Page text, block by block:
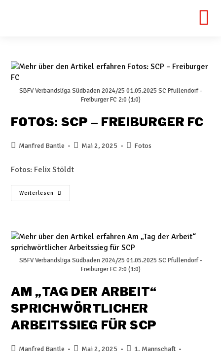
SBFV Verbandsliga Südbaden 2024/25 01.05.2025 SC Pfullendorf -
Freiburger FC 2:0 (1:0)
FOTOS: SCP – FREIBURGER FC
Manfred Bantle Mai 2, 2025 Fotos
Fotos: Felix Stöldt
Weiterlesen
SBFV Verbandsliga Südbaden 2024/25 01.05.2025 SC Pfullendorf -
Freiburger FC 2:0 (1:0)
AM „TAG DER ARBEIT“
SPRICHWÖRTLICHER
ARBEITSSIEG FÜR SCP
Manfred Bantle Mai 2, 2025
1. Mannschaft